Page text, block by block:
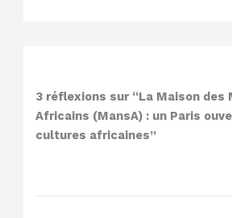
3 réflexions sur “La Maison des
Africains (MansA) : un Paris
cultures africaines”